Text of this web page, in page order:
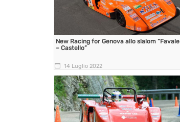
New Racing for Genova allo slalom “Favale
– Castello”
14 Luglio 2022